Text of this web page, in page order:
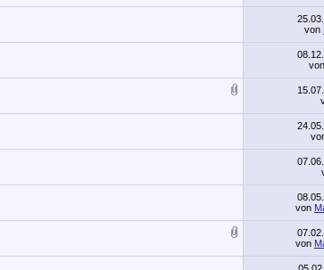
von
von
von
von